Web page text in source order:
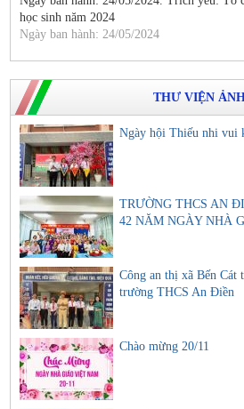
học sinh năm 2024
Ngày ban hành: 24/05/2024
THƯ VIỆN
Ngày hội Thiếu nhi vui
TRƯỜNG THCS AN
42 NĂM NGÀY NHÀ
Công an thị xã Bến Cát
trường THCS An Điền
Chào mừng 20/11